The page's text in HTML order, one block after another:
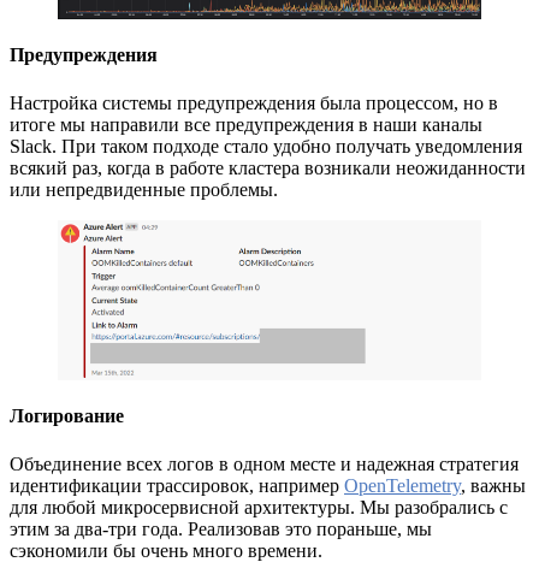
Предупреждения
Настройка системы предупреждения была процессом, но в
итоге мы направили все предупреждения в наши каналы
Slack. При таком подходе стало удобно получать уведомления
всякий раз, когда в работе кластера возникали неожиданности
или непредвиденные проблемы.
Логирование
Объединение всех логов в одном месте и надежная стратегия
идентификации трассировок, например OpenTelemetry, важны
для любой микросервисной архитектуры. Мы разобрались с
этим за два-три года. Реализовав это пораньше, мы
сэкономили бы очень много времени.